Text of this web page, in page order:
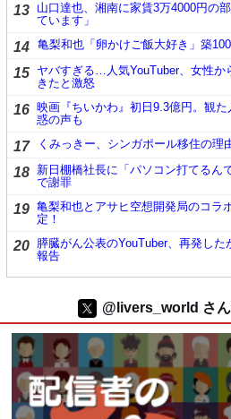
13 山口達也、湘南に家賃3万4000円の
ています」
14 亀梨和也「卵かけご飯大好き」築
15 ヤバすぎる…人気YouTuber、女性か
きたと激怒
16 映画『ちいかわ』初日9.3億円。観
惑の声も
17 くみっきー、シンガポール移住の理
18 新日棚橋社長に「パソコン打てるん
で謝罪
19 亀梨和也とアサヒ空想開発局のコラ
定！
20 膵臓がん公表のYouTuber、再発し
報告
@livers_world さ